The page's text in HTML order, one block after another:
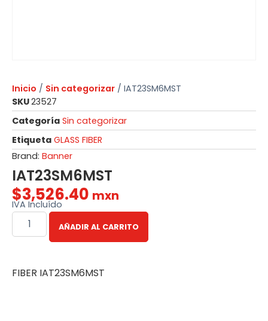
Inicio / Sin categorizar / IAT23SM6MST
SKU23527
Categoría Sin categorizar
Etiqueta GLASS FIBER
Brand: Banner
IAT23SM6MST
$3,526.40 mxn
IVA Incluído
AÑADIR AL CARRITO
FIBER IAT23SM6MST